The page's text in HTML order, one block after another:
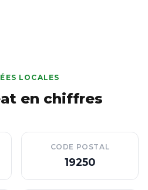
LOCALES
en chiffres
CODE POSTAL
19250